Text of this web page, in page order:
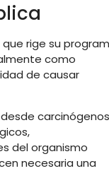
rige su
como
de causar
carcinógenos
del organismo
necesaria una